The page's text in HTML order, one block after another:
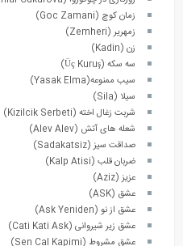
زمان کوچ (Goc Zamani)
زمهریر (Zemheri)
زن (Kadin)
سه سکه (Üç Kuruş)
سیب ممنوعه(Yasak Elma)
سیلا (Sila)
شربت زغال اخته (Kizilcik Serbeti)
شعله های آتش (Alev Alev)
صداقت سیز (Sadakatsiz)
ضربان قلب (Kalp Atisi)
عزیز (Aziz)
عشق (ASK)
عشق از نو (Ask Yeniden)
عشق زیر شیروانی (Cati Kati Ask)
عشق مشروط (Sen Cal Kapimi)